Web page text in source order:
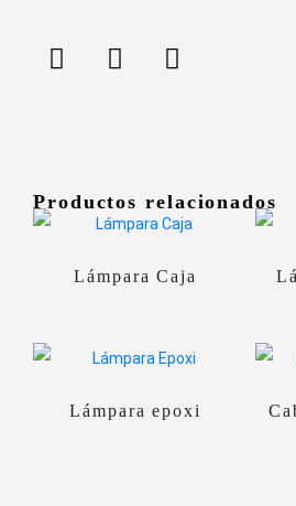
Productos relacionados
Lámpara Caja
Lámpara epoxi